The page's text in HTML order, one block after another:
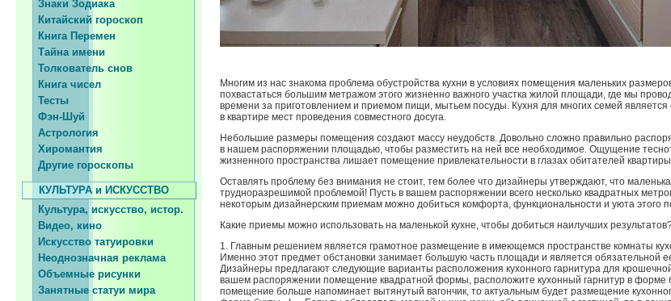
Знаки Зодиака
Китайский гороскоп
Книга Перемен
Тайна имени
Толкователь снов
Книга чисел
Тесты
Фэн-Шуй
Астрология
Хиромантия
Другие гороскопы
КУЛЬТУРА и ИСКУССТВО
Культура, искусство, истор.
Видео, кино
Искусство татуировки
Неоднозначная реклама
Объемные рисунки
Занятные статуи мира
Многим из нас знакома проблема обустройства кухни в условиях помещения маленьких
похвастаться большим метражом этого жизненно важного участка жилой площади, где мы
времени за приготовлением и приемом пищи, мытьем посуды. Кухня для многих семей
в квартире мест проведения совместного досуга.
Небольшие размеры помещения создают массу неудобств. Довольно сложно правильно
в нашем распоряжении площадью, чтобы разместить на ней все необходимое. Ощущение
жизненного пространства лишает помещение привлекательности в глазах обитателей
Оставлять проблему без внимания не стоит, тем более что дизайнеры утверждают, что
трудноразрешимой проблемой! Пусть в вашем распоряжении всего несколько квадратных
некоторым дизайнерским приемам можно добиться комфорта, функциональности и уюта этого
Какие приемы можно использовать на маленькой кухне, чтобы добиться наилучших
1. Главным решением является грамотное размещение в имеющемся пространстве комнаты
Именно этот предмет обстановки занимает большую часть площади и является обязательной
Дизайнеры предлагают следующие варианты расположения кухонного гарнитура для
вашем распоряжении помещение квадратной формы, расположите кухонный гарнитур в форме
помещение больше напоминает вытянутый вагончик, то актуальным будет размещение